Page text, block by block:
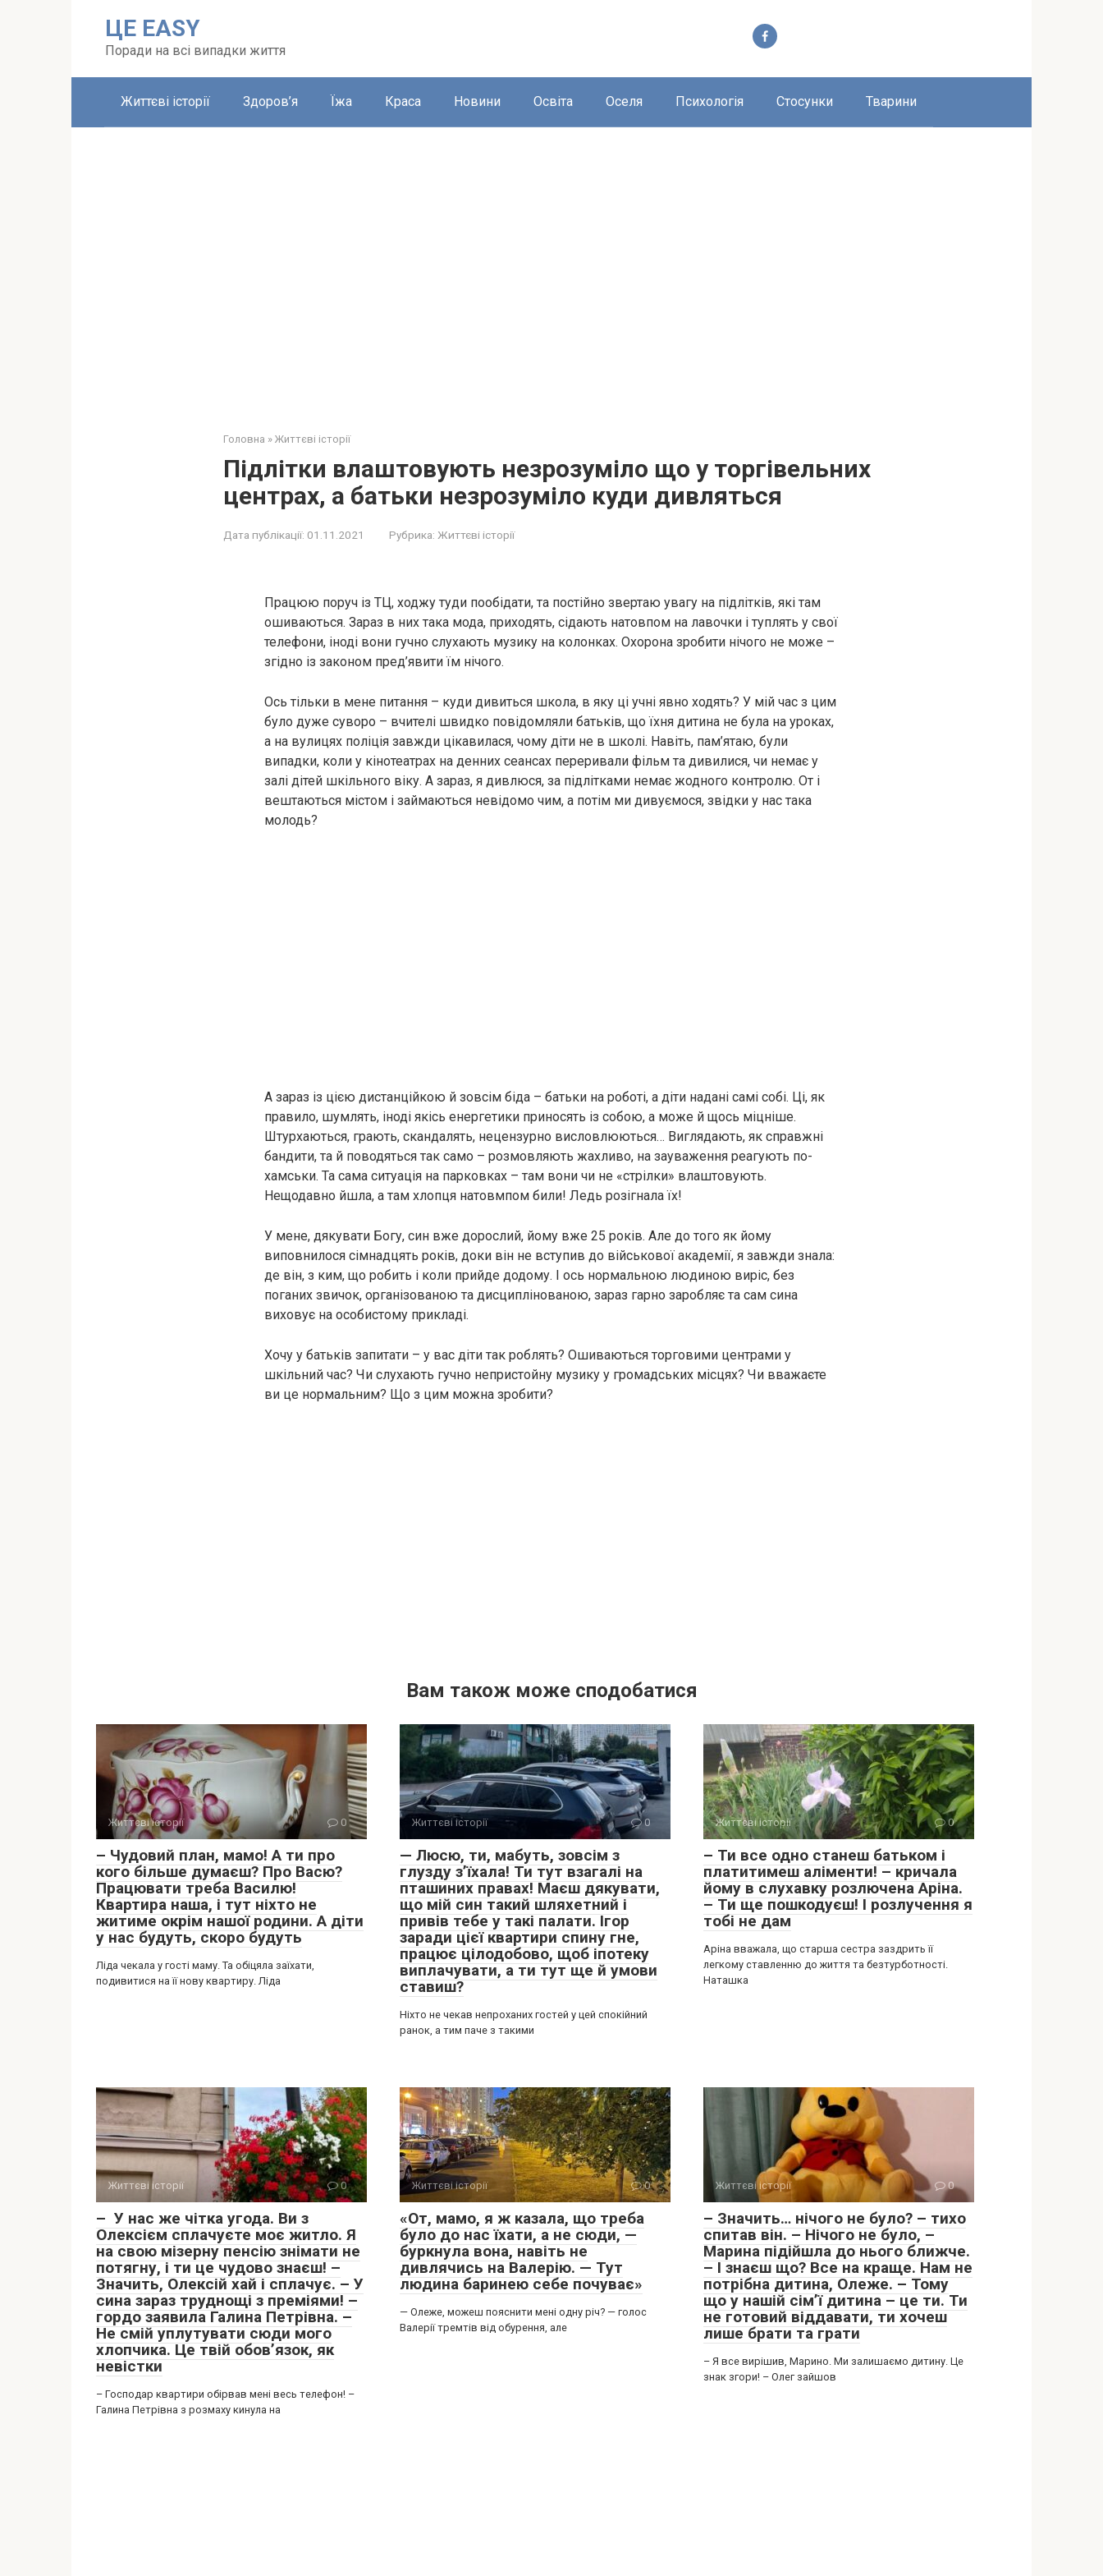
ЦЕ EASY
Поради на всі випадки життя
Життєві історії Здоров’я Їжа Краса Новини Освіта Оселя Психологія Стосунки Тварини
Головна » Життєві історії
Підлітки влаштовують незрозуміло що у торгівельних
центрах, а батьки незрозуміло куди дивляться
Дата публікації: 01.11.2021 Рубрика: Життєві історії
Працюю поруч із ТЦ, ходжу туди пообідати, та постійно звертаю увагу на підлітків, які там
ошиваються. Зараз в них така мода, приходять, сідають натовпом на лавочки і туплять у свої
телефони, іноді вони гучно слухають музику на колонках. Охорона зробити нічого не може –
згідно із законом пред’явити їм нічого.
Ось тільки в мене питання – куди дивиться школа, в яку ці учні явно ходять? У мій час з цим
було дуже суворо – вчителі швидко повідомляли батьків, що їхня дитина не була на уроках,
а на вулицях поліція завжди цікавилася, чому діти не в школі. Навіть, пам’ятаю, були
випадки, коли у кінотеатрах на денних сеансах переривали фільм та дивилися, чи немає у
залі дітей шкільного віку. А зараз, я дивлюся, за підлітками немає жодного контролю. От і
вештаються містом і займаються невідомо чим, а потім ми дивуємося, звідки у нас така
молодь?
А зараз із цією дистанційкою й зовсім біда – батьки на роботі, а діти надані самі собі. Ці, як
правило, шумлять, іноді якісь енергетики приносять із собою, а може й щось міцніше.
Штурхаються, грають, скандалять, нецензурно висловлюються… Виглядають, як справжні
бандити, та й поводяться так само – розмовляють жахливо, на зауваження реагують по-
хамськи. Та сама ситуація на парковках – там вони чи не «стрілки» влаштовують.
Нещодавно йшла, а там хлопця натовмпом били! Ледь розігнала їх!
У мене, дякувати Богу, син вже дорослий, йому вже 25 років. Але до того як йому
виповнилося сімнадцять років, доки він не вступив до військової академії, я завжди знала:
де він, з ким, що робить і коли прийде додому. І ось нормальною людиною виріс, без
поганих звичок, організованою та дисциплінованою, зараз гарно заробляє та сам сина
виховує на особистому прикладі.
Хочу у батьків запитати – у вас діти так роблять? Ошиваються торговими центрами у
шкільний час? Чи слухають гучно непристойну музику у громадських місцях? Чи вважаєте
ви це нормальним? Що з цим можна зробити?
Вам також може сподобатися
Життєві історії 0
– Чудовий план, мамо! А ти про
кого більше думаєш? Про Васю?
Працювати треба Василю!
Квартира наша, і тут ніхто не
житиме окрім нашої родини. А діти
у нас будуть, скоро будуть
Ліда чекала у гості маму. Та обіцяла заїхати,
подивитися на її нову квартиру. Ліда
Життєві історії 0
— Люсю, ти, мабуть, зовсім з
глузду з’їхала! Ти тут взагалі на
пташиних правах! Маєш дякувати,
що мій син такий шляхетний і
привів тебе у такі палати. Ігор
заради цієї квартири спину гне,
працює цілодобово, щоб іпотеку
виплачувати, а ти тут ще й умови
ставиш?
Ніхто не чекав непроханих гостей у цей спокійний
ранок, а тим паче з такими
Життєві історії 0
– Ти все одно станеш батьком і
платитимеш аліменти! – кричала
йому в слухавку розлючена Аріна.
– Ти ще пошкодуєш! І розлучення я
тобі не дам
Аріна вважала, що старша сестра заздрить її
легкому ставленню до життя та безтурботності.
Наташка
Життєві історії 0
– У нас же чітка угода. Ви з
Олексієм сплачуєте моє житло. Я
на свою мізерну пенсію знімати не
потягну, і ти це чудово знаєш! –
Значить, Олексій хай і сплачує. – У
сина зараз труднощі з преміями! –
гордо заявила Галина Петрівна. –
Не смій уплутувати сюди мого
хлопчика. Це твій обов’язок, як
невістки
– Господар квартири обірвав мені весь телефон! –
Галина Петрівна з розмаху кинула на
Життєві історії 0
«От, мамо, я ж казала, що треба
було до нас їхати, а не сюди, —
буркнула вона, навіть не
дивлячись на Валерію. — Тут
людина баринею себе почуває»
— Олеже, можеш пояснити мені одну річ? — голос
Валерії тремтів від обурення, але
Життєві історії 0
– Значить… нічого не було? – тихо
спитав він. – Нічого не було, –
Марина підійшла до нього ближче.
– І знаєш що? Все на краще. Нам не
потрібна дитина, Олеже. – Тому
що у нашій сім’ї дитина – це ти. Ти
не готовий віддавати, ти хочеш
лише брати та грати
– Я все вирішив, Марино. Ми залишаємо дитину. Це
знак згори! – Олег зайшов